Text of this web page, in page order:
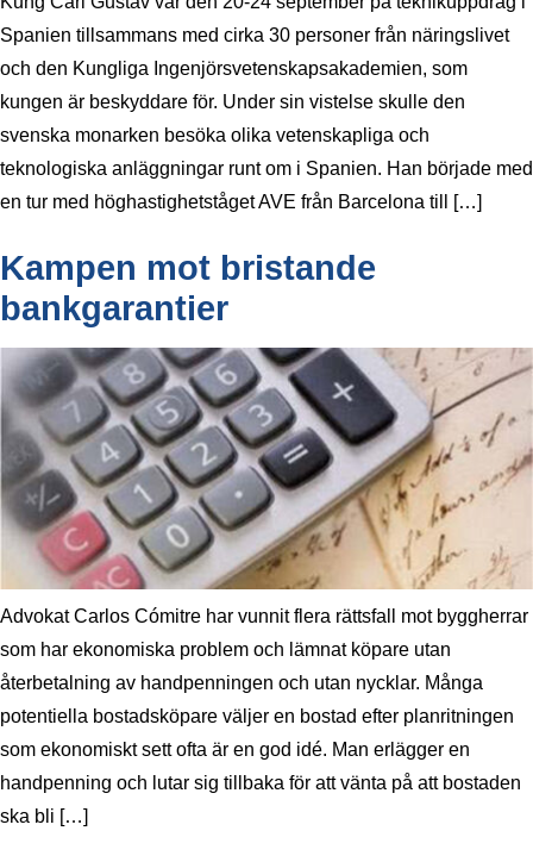
Spanien tillsammans med cirka 30 personer från näringslivet
och den Kungliga Ingenjörsvetenskapsakademien, som
kungen är beskyddare för. Under sin vistelse skulle den
svenska monarken besöka olika vetenskapliga och
teknologiska anläggningar runt om i Spanien. Han började med
en tur med höghastighetståget AVE från Barcelona till […]
Kampen mot bristande
bankgarantier
Advokat Carlos Cómitre har vunnit flera rättsfall mot byggherrar
som har ekonomiska problem och lämnat köpare utan
återbetalning av handpenningen och utan nycklar. Många
potentiella bostadsköpare väljer en bostad efter planritningen
som ekonomiskt sett ofta är en god idé. Man erlägger en
handpenning och lutar sig tillbaka för att vänta på att bostaden
ska bli […]